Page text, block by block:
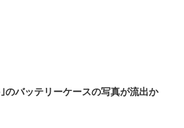
のバッテリーケースの写真が流出か